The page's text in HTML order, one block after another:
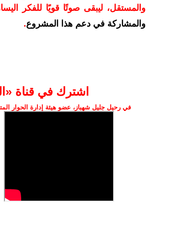
والمستقل، ليبقى صوتًا قويًا للفكر
والمشاركة في دعم هذا المشروع.
اشترك في قناة
في رحيل جليل شهباز، عضو هيئة إدارة الحوار